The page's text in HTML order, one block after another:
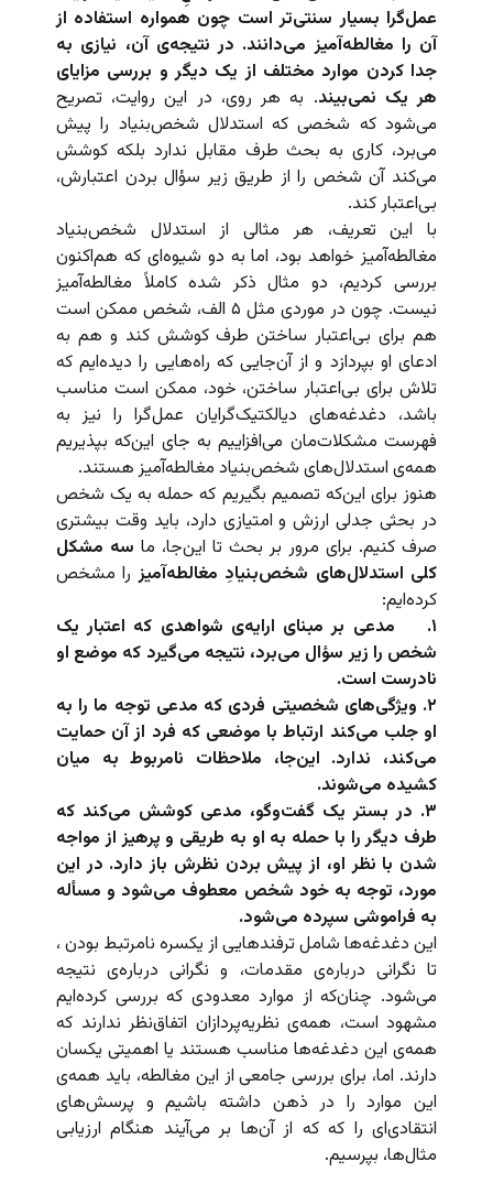
عمل‌گرا بسیار سنتی‌تر است چون همواره استفاده از
آن را مغالطه‌آمیز می‌دانند. در نتیجه‌ی آن، نیازی به
جدا کردن موارد مختلف از یک دیگر و بررسی مزایای
هر یک نمی‌بیند. به هر روی، در این روایت، تصریح
می‌شود که شخصی که استدلال شخص‌بنیاد را پیش
می‌برد، کاری به بحث طرف مقابل ندارد بلکه کوشش
می‌کند آن شخص را از طریق زیر سؤال بردن اعتبارش،
بی‌اعتبار کند.
با این تعریف، هر مثالی از استدلال شخص‌بنیاد
مغالطه‌آمیز خواهد بود، اما به دو شیوه‌ای که هم‌اکنون
بررسی کردیم، دو مثال ذکر شده کاملاً مغالطه‌آمیز
نیست. چون در موردی مثل ۵ الف، شخص ممکن است
هم برای بی‌اعتبار ساختن طرف کوشش کند و هم به
ادعای او بپردازد و از آن‌جایی که راه‌هایی را دیده‌ایم که
تلاش برای بی‌اعتبار ساختن، خود، ممکن است مناسب
باشد، دغدغه‌های دیالکتیک‌گرایان عمل‌گرا را نیز به
فهرست مشکلات‌مان می‌افزاییم به جای این‌که بپذیریم
همه‌ی استدلال‌های شخص‌بنیاد مغالطه‌آمیز هستند.
هنوز برای این‌که تصمیم بگیریم که حمله به یک شخص
در بحثی جدلی ارزش و امتیازی دارد، باید وقت بیشتری
صرف کنیم. برای مرور بر بحث تا این‌جا، ما سه مشکل
کلی استدلال‌های شخص‌بنیادِ مغالطه‌آمیزرا مشخص
کرده‌ایم:
۱.
مدعی بر مبنای ارایه‌ی شواهدی که اعتبار یک
شخص را زیر سؤال می‌برد، نتیجه می‌گیرد که موضع او
نادرست است.
۲. ویژگی‌های شخصیتی فردی که مدعی توجه ما را به
او جلب می‌کند ارتباط با موضعی که فرد از آن حمایت
می‌کند، ندارد. این‌جا، ملاحظات نامربوط به میان
کشیده می‌شوند.
۳. در بستر یک گفت‌وگو، مدعی کوشش می‌کند که
طرف دیگر را با حمله به او به طریقی و پرهیز از مواجه
شدن با نظر او، از پیش بردن نظرش باز دارد. در این
مورد، توجه به خود شخص معطوف می‌شود و مسأله
به فراموشی سپرده می‌شود.
این دغدغه‌ها شامل ترفند‌هایی از یکسره نامرتبط بودن ،
تا نگرانی درباره‌ی مقدمات، و نگرانی درباره‌ی نتیجه
می‌شود. چنان‌که از موارد معدودی که بررسی کرده‌ایم
مشهود است، همه‌ی نظریه‌پردازان اتفاق‌نظر ندارند که
همه‌ی این دغدغه‌ها مناسب هستند یا اهمیتی یکسان
دارند. اما، برای بررسی جامعی از این مغالطه، باید همه‌ی
این موارد را در ذهن داشته باشیم و پرسش‌های
انتقادی‌ای را که که از آن‌ها بر می‌آیند هنگام ارزیابی
مثال‌ها، بپرسیم.